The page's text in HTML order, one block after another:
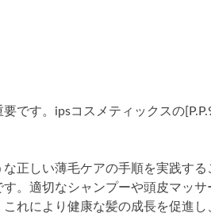
です。ipsコスメティックスの
正しい薄毛ケアの手順を実践する
。適切なシャンプーや頭皮マッサ
れにより健康な髪の成長を促進し